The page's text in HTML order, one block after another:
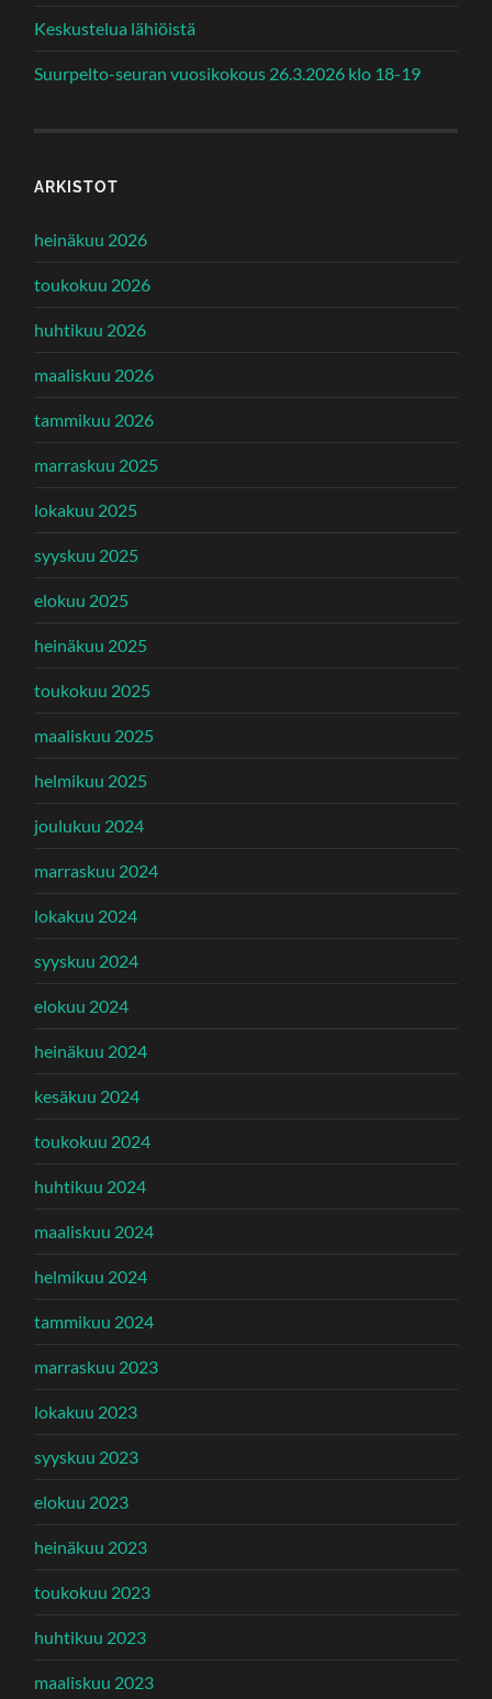
Keskustelua lähiöistä
Suurpelto-seuran vuosikokous 26.3.2026 klo 18-19
ARKISTOT
heinäkuu 2026
toukokuu 2026
huhtikuu 2026
maaliskuu 2026
tammikuu 2026
marraskuu 2025
lokakuu 2025
syyskuu 2025
elokuu 2025
heinäkuu 2025
toukokuu 2025
maaliskuu 2025
helmikuu 2025
joulukuu 2024
marraskuu 2024
lokakuu 2024
syyskuu 2024
elokuu 2024
heinäkuu 2024
kesäkuu 2024
toukokuu 2024
huhtikuu 2024
maaliskuu 2024
helmikuu 2024
tammikuu 2024
marraskuu 2023
lokakuu 2023
syyskuu 2023
elokuu 2023
heinäkuu 2023
toukokuu 2023
huhtikuu 2023
maaliskuu 2023